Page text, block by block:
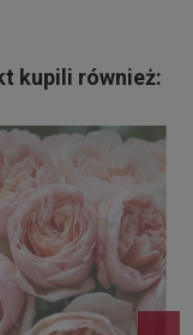
kupili również: